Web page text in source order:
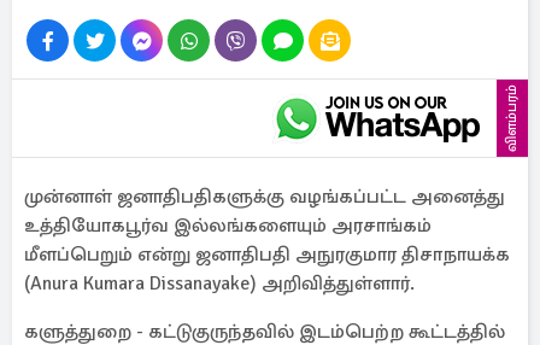
விளம்பரம்
முன்னாள் ஜனாதிபதிகளுக்கு வழங்கப்பட்ட அனைத்து
உத்தியோகபூர்வ இல்லங்களையும் அரசாங்கம்
மீளப்பெறும் என்று ஜனாதிபதி அநுரகுமார திசாநாயக்க
(Anura Kumara Dissanayake) அறிவித்துள்ளார்.
களுத்துறை - கட்டுகுருந்தவில் இடம்பெற்ற கூட்டத்தில்